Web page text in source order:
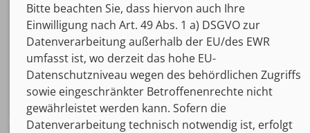
14,00 €
mehr Infos
zum Kauf
Bitte beachten Sie, dass hiervon auch Ihre
Einwilligung nach Art. 49 Abs. 1 a) DSGVO zur
Datenverarbeitung außerhalb der EU/des EWR
umfasst ist, wo derzeit das hohe EU-
Datenschutzniveau wegen des behördlichen Zugriffs
sowie eingeschränkter Betroffenenrechte nicht
gewährleistet werden kann. Sofern die
Datenverarbeitung technisch notwendig ist, erfolgt